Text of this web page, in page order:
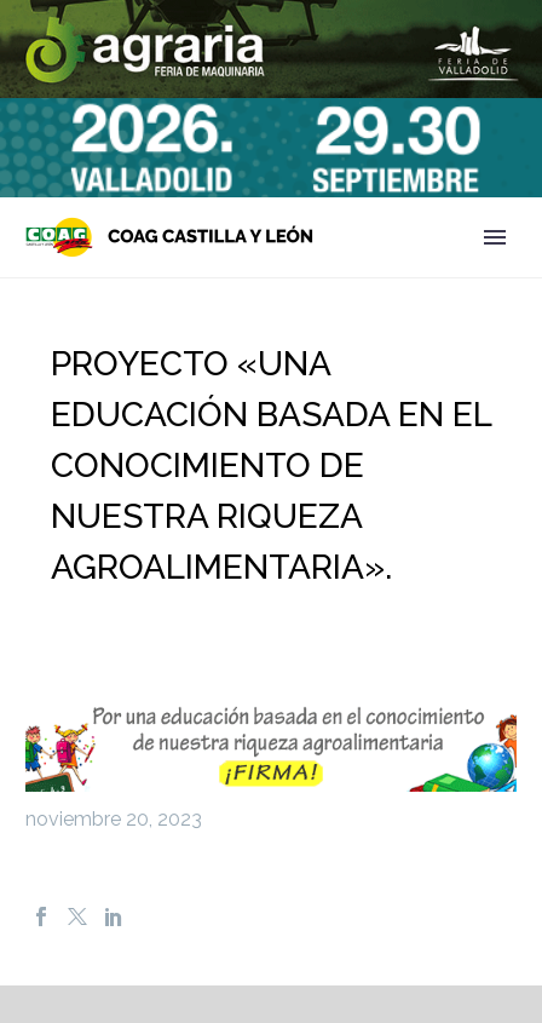
PROYECTO «UNA
EDUCACIÓN BASADA EN EL
CONOCIMIENTO DE
NUESTRA RIQUEZA
AGROALIMENTARIA».
noviembre 20, 2023